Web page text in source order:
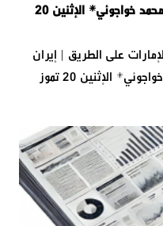
إيران لأميركا: لا مكان آمناً لكم* *محمد خواجوئي* الإثنين 20
على الطريق | إيران
لأميركا: لا مكان آمناً لكم* *محمد خواجوئي* الإثنين 20 تموز